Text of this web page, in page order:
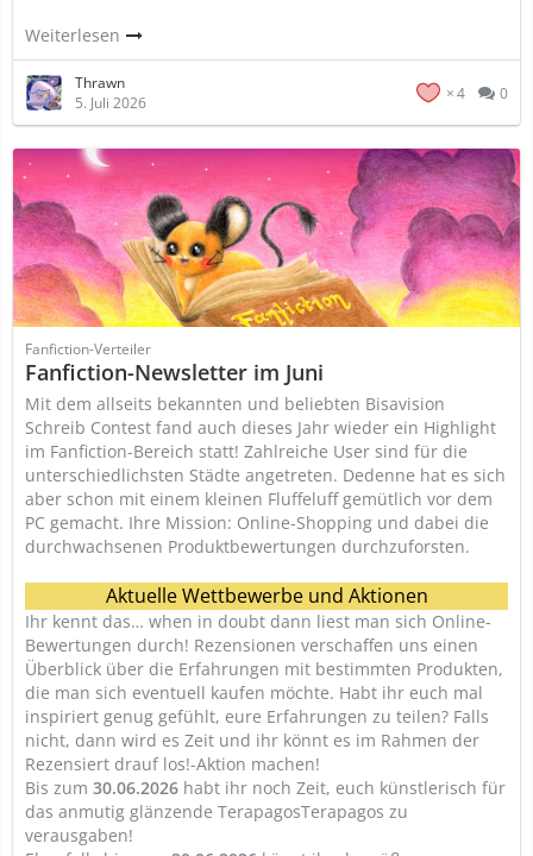
Weiterlesen
Thrawn
5. Juli 2026
4 0
Fanfiction-Verteiler
Fanfiction-Newsletter im Juni
Mit dem allseits bekannten und beliebten Bisavision
Schreib Contest fand auch dieses Jahr wieder ein Highlight
im Fanfiction-Bereich statt! Zahlreiche User sind für die
unterschiedlichsten Städte angetreten. Dedenne hat es sich
aber schon mit einem kleinen Fluffeluff gemütlich vor dem
PC gemacht. Ihre Mission: Online-Shopping und dabei die
durchwachsenen Produktbewertungen durchzuforsten.
Aktuelle Wettbewerbe und Aktionen
Ihr kennt das… when in doubt dann liest man sich Online-
Bewertungen durch! Rezensionen verschaffen uns einen
Überblick über die Erfahrungen mit bestimmten Produkten,
die man sich eventuell kaufen möchte. Habt ihr euch mal
inspiriert genug gefühlt, eure Erfahrungen zu teilen? Falls
nicht, dann wird es Zeit und ihr könnt es im Rahmen der
Rezensiert drauf los!-Aktion machen!
Bis zum 30.06.2026 habt ihr noch Zeit, euch künstlerisch für
das anmutig glänzende TerapagosTerapagos zu
verausgaben!